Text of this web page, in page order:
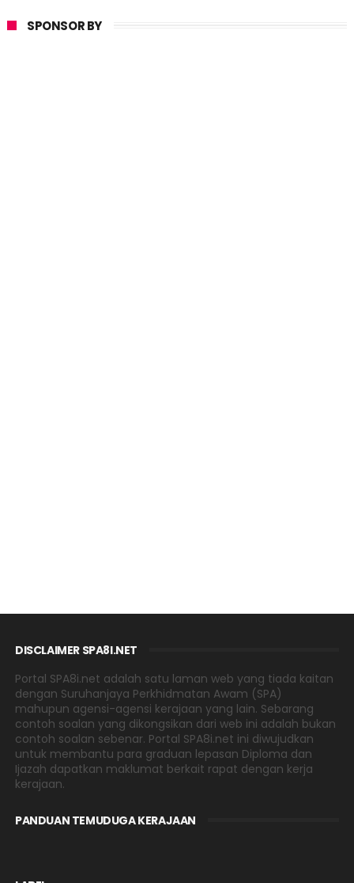
SPONSOR BY
DISCLAIMER SPA8I.NET
Portal SPA8i.net adalah satu laman web yang tiada kaitan
dengan Suruhanjaya Perkhidmatan Awam (SPA)
mahupun agensi-agensi kerajaan yang lain. Sebarang
contoh soalan yang dikongsikan dari web ini adalah bukan
contoh soalan sebenar. Portal SPA8i.net ini diwujudkan
untuk membantu para graduan lepasan Diploma dan
Ijazah dapatkan maklumat berkait rapat dengan kerja
kerajaan.
PANDUAN TEMUDUGA KERAJAAN